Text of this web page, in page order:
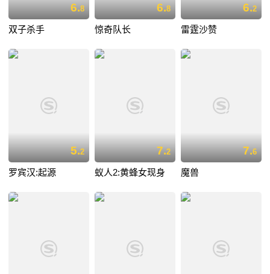
6.8
双子杀手
6.8
惊奇队长
6.2
雷霆沙赞
5.2
罗宾汉:起源
7.2
蚁人2:黄蜂女现身
7.6
魔兽